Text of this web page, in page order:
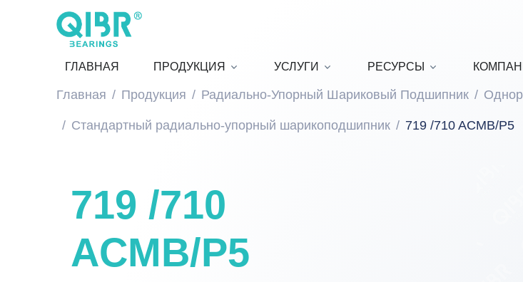
ГЛАВНАЯ ПРОДУКЦИЯ УСЛУГИ РЕСУРСЫ
Главная Продукция Радиально-Упорный Шариковый Подшипник
Стандартный радиально-упорный шарикоподшипник 719 /710 ACMB/P5
719 /710
ACMB/P5